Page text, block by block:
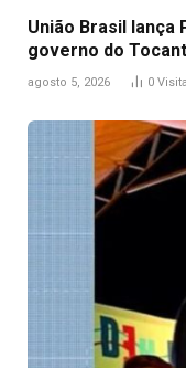
União Brasil lança
governo do
agosto 5, 2026 0